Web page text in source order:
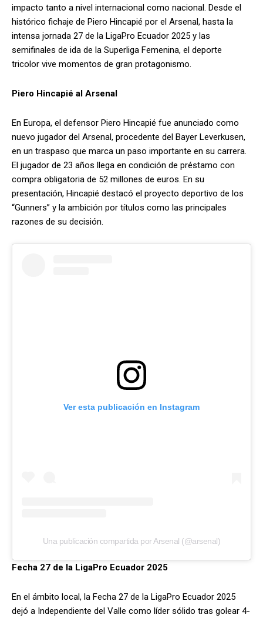
impacto tanto a nivel internacional como nacional. Desde el
histórico fichaje de Piero Hincapié por el Arsenal, hasta la
intensa jornada 27 de la LigaPro Ecuador 2025 y las
semifinales de ida de la Superliga Femenina, el deporte
tricolor vive momentos de gran protagonismo.
Piero Hincapié al Arsenal
En Europa, el defensor Piero Hincapié fue anunciado como
nuevo jugador del Arsenal, procedente del Bayer Leverkusen,
en un traspaso que marca un paso importante en su carrera.
El jugador de 23 años llega en condición de préstamo con
compra obligatoria de 52 millones de euros. En su
presentación, Hincapié destacó el proyecto deportivo de los
“Gunners” y la ambición por títulos como las principales
razones de su decisión.
Ver esta publicación en Instagram
Una publicación compartida por Arsenal (@arsenal)
Fecha 27 de la LigaPro Ecuador 2025
En el ámbito local, la Fecha 27 de la LigaPro Ecuador 2025
dejó a Independiente del Valle como líder sólido tras golear 4-